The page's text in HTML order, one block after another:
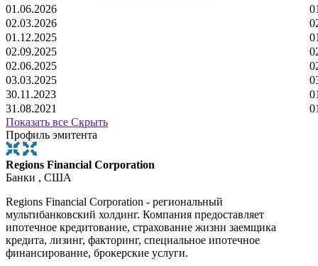
01.06.2026
02.03.2026
01.12.2025
02.09.2025
02.06.2025
03.03.2025
30.11.2023
31.08.2021
Показать все Скрыть
Профиль эмитента
Regions Financial Corporation
Банки , США
Regions Financial Corporation - региональный
мультибанковский холдинг. Компания предоставляет
ипотечное кредитование, страхование жизни заемщика
кредита, лизинг, факторинг, специальное ипотечное
финансирование, брокерские услуги.